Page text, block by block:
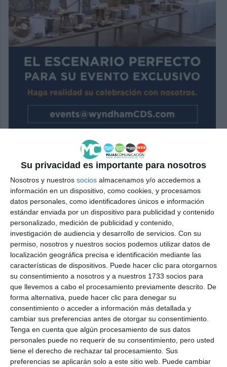
Su privacidad es importante para nosotros
Nosotros y nuestros socios almacenamos y/o accedemos a
información en un dispositivo, como cookies, y procesamos
datos personales, como identificadores únicos e información
estándar enviada por un dispositivo para publicidad y contenido
personalizado, medición de publicidad y contenido,
investigación de audiencia y desarrollo de servicios. Con su
permiso, nosotros y nuestros socios podemos utilizar datos de
localización geográfica precisa e identificación mediante las
características de dispositivos. Puede hacer clic para otorgarnos
su consentimiento a nosotros y a nuestros 1733 socios para
que llevemos a cabo el procesamiento previamente descrito. De
forma alternativa, puede hacer clic para denegar su
consentimiento o acceder a información más detallada y
cambiar sus preferencias antes de otorgar su consentimiento.
Tenga en cuenta que algún procesamiento de sus datos
personales puede no requerir de su consentimiento, pero usted
tiene el derecho de rechazar tal procesamiento. Sus
preferencias se aplicarán solo a este sitio web. Puede cambiar